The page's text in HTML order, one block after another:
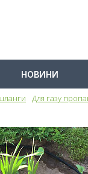
НОВИНИ
Для газу